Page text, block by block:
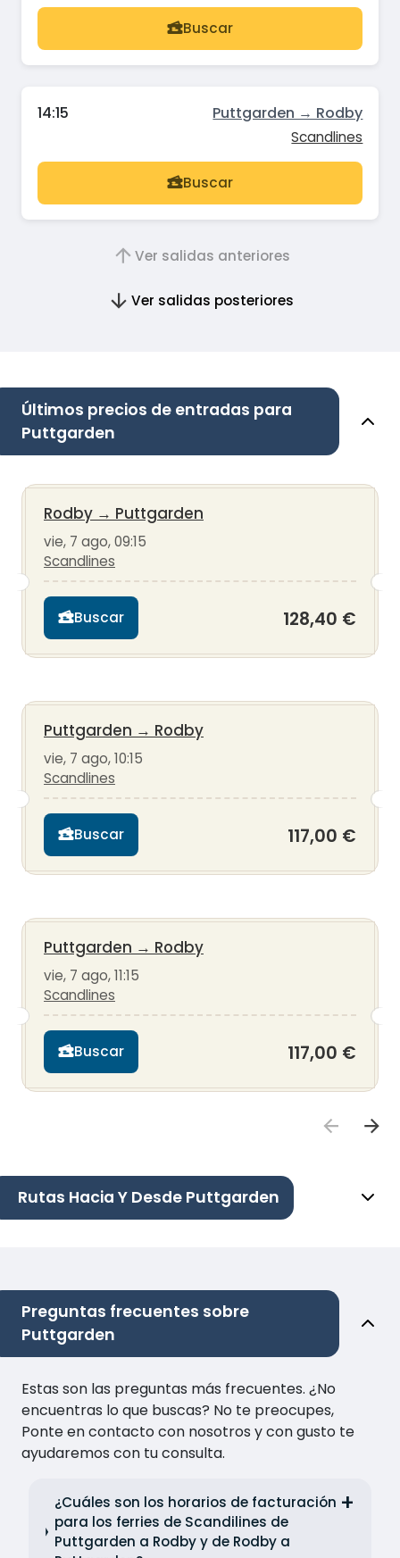
Buscar
14:15 Puttgarden → Rodby
Scandlines
Buscar
Ver salidas anteriores
Ver salidas posteriores
Últimos precios de entradas para
Puttgarden
Rodby → Puttgarden
vie, 7 ago, 09:15
Scandlines
Buscar 128,40 €
Puttgarden → Rodby
vie, 7 ago, 10:15
Scandlines
Buscar 117,00 €
Puttgarden → Rodby
vie, 7 ago, 11:15
Scandlines
Buscar 117,00 €
Rutas Hacia Y Desde Puttgarden
Preguntas frecuentes sobre
Puttgarden
Estas son las preguntas más frecuentes. ¿No
encuentras lo que buscas? No te preocupes,
Ponte en contacto con nosotros y con gusto te
ayudaremos con tu consulta.
¿Cuáles son los horarios de facturación
para los ferries de Scandilines de
Puttgarden a Rodby y de Rodby a